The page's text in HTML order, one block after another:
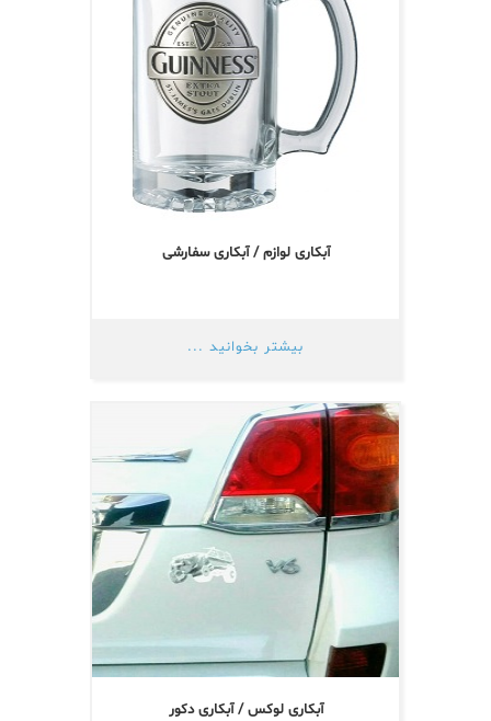
آبکاری لوازم / آبکاری سفارشی
بیشتر بخوانید ...
آبکاری لوکس / آبکاری دکور